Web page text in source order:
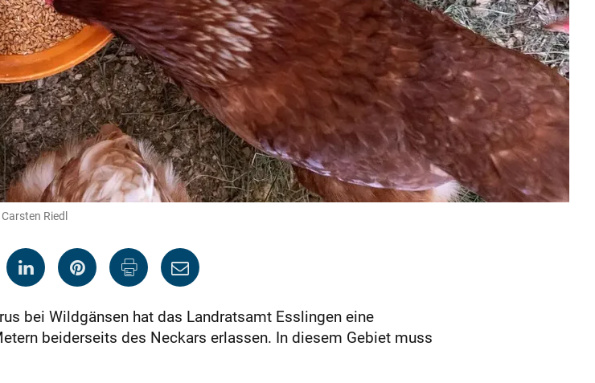
Riedl
bei Wildgänsen hat das Landratsamt Esslingen eine
beiderseits des Neckars erlassen. In diesem Gebiet muss